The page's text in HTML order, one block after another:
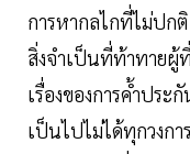
การหากลไกที่ไม่ปก
สิ่งจำเป็นที่ท้าทายผู้
เรื่องของการค้ำประ
เป็นไปไม่ได้ทุกวงก